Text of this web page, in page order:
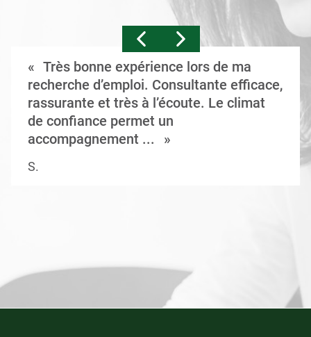
Très bonne expérience lors de ma
recherche d’emploi. Consultante efficace,
rassurante et très à l’écoute. Le climat
de confiance permet un
accompagnement ...
S.